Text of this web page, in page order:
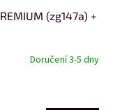
(zg147a) +
Doručení 3-5 dny